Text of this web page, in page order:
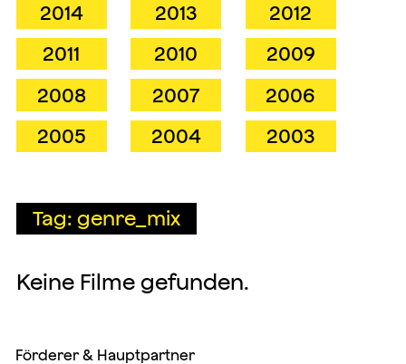
2014
2013
2012
2011
2010
2009
2008
2007
2006
2005
2004 2003
Tag: genre_mix
Keine Filme gefunden.
Förderer & Hauptpartner